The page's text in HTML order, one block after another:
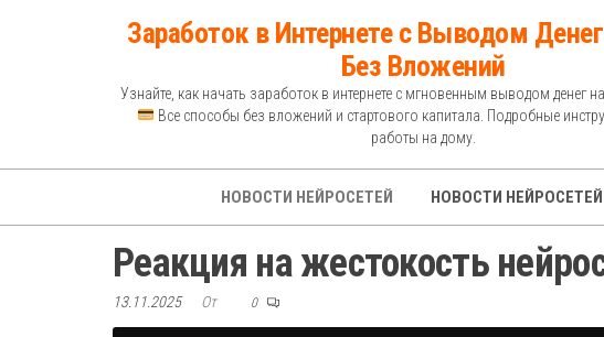
Заработок в Интернете с Выводом
Без Вложений
Узнайте, как начать заработок в интернете с мгновенным выводом денег
Все способы без вложений и стартового капитала. Подробные
работы на дому.
НОВОСТИ НЕЙРОСЕТЕЙ НОВОСТИ
Реакция на жестокость
13.11.2025 От 0